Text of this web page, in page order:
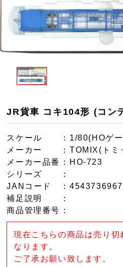
JR貨車 コキ104形 (コン
スケール
：1/80(HOゲ
メーカー
：TOMIX(トミ
メーカー品番
：HO-723
シリーズ
：
JANコード
：
補足説明
：
商品管理番号 ：
現在こちらの商品は売り切
なります。
ご了承お願い致します。